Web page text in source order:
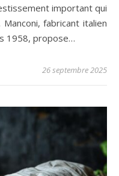
important qui
fabricant italien
1958, propose…
26 septembre 2025